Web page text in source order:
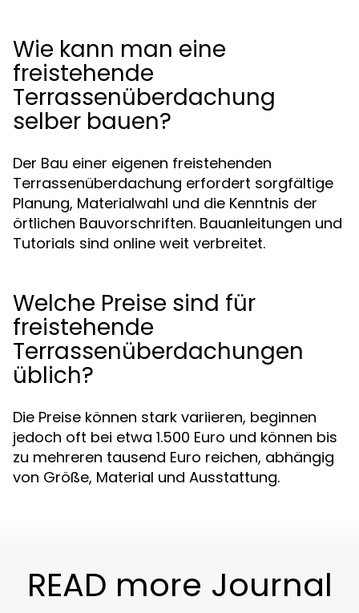
Wie kann man eine
freistehende
Terrassenüberdachung
selber bauen?
Der Bau einer eigenen freistehenden
Terrassenüberdachung erfordert sorgfältige
Planung, Materialwahl und die Kenntnis der
örtlichen Bauvorschriften. Bauanleitungen und
Tutorials sind online weit verbreitet.
Welche Preise sind für
freistehende
Terrassenüberdachungen
üblich?
Die Preise können stark variieren, beginnen
jedoch oft bei etwa 1.500 Euro und können bis
zu mehreren tausend Euro reichen, abhängig
von Größe, Material und Ausstattung.
READ more Journal